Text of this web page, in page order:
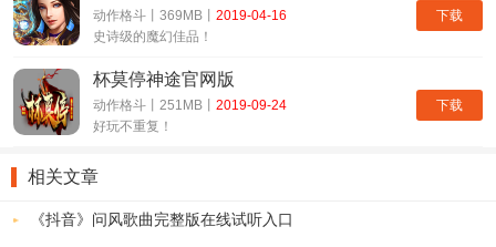
下载
动作格斗丨369MB丨 2019-04-16
史诗级的魔幻佳品！
下载
杯莫停神途官网版
动作格斗丨251MB丨 2019-09-24
好玩不重复！
相关文章
《抖音》问风歌曲完整版在线试听入口